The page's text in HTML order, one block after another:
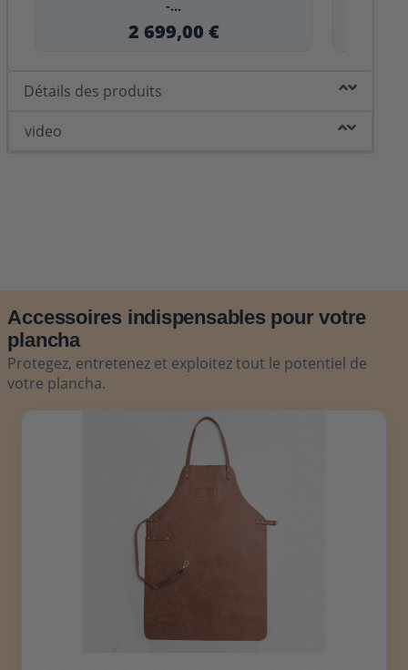
-...
2 699,00 €
Détails des produits
video
Accessoires indispensables pour votre
plancha
Protegez, entretenez et exploitez tout le potentiel de
votre plancha.